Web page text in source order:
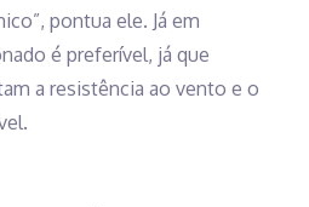
pontua ele. Já em
é preferível, já que
a resistência ao vento e o